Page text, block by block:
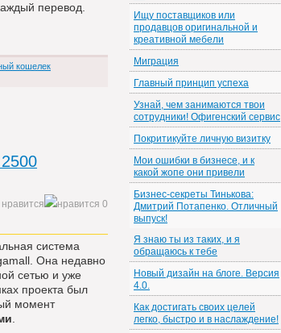
перевод.
кошелек
0
система
Она недавно
сетью и уже
проекта был
момент
Ищу поставщиков или
продавцов оригинальной и
креативной мебели
Миграция
Главный принцип успеха
Узнай, чем занимаются твои
сотрудники! Офигенский сервис
Покритикуйте личную визитку
Мои ошибки в бизнесе, и к
какой жопе они привели
Бизнес-секреты Тинькова:
Дмитрий Потапенко. Отличный
выпуск!
Я знаю ты из таких, и я
обращаюсь к тебе
Новый дизайн на блоге. Версия
4.0.
Как достигать своих целей
легко, быстро и в наслаждение!